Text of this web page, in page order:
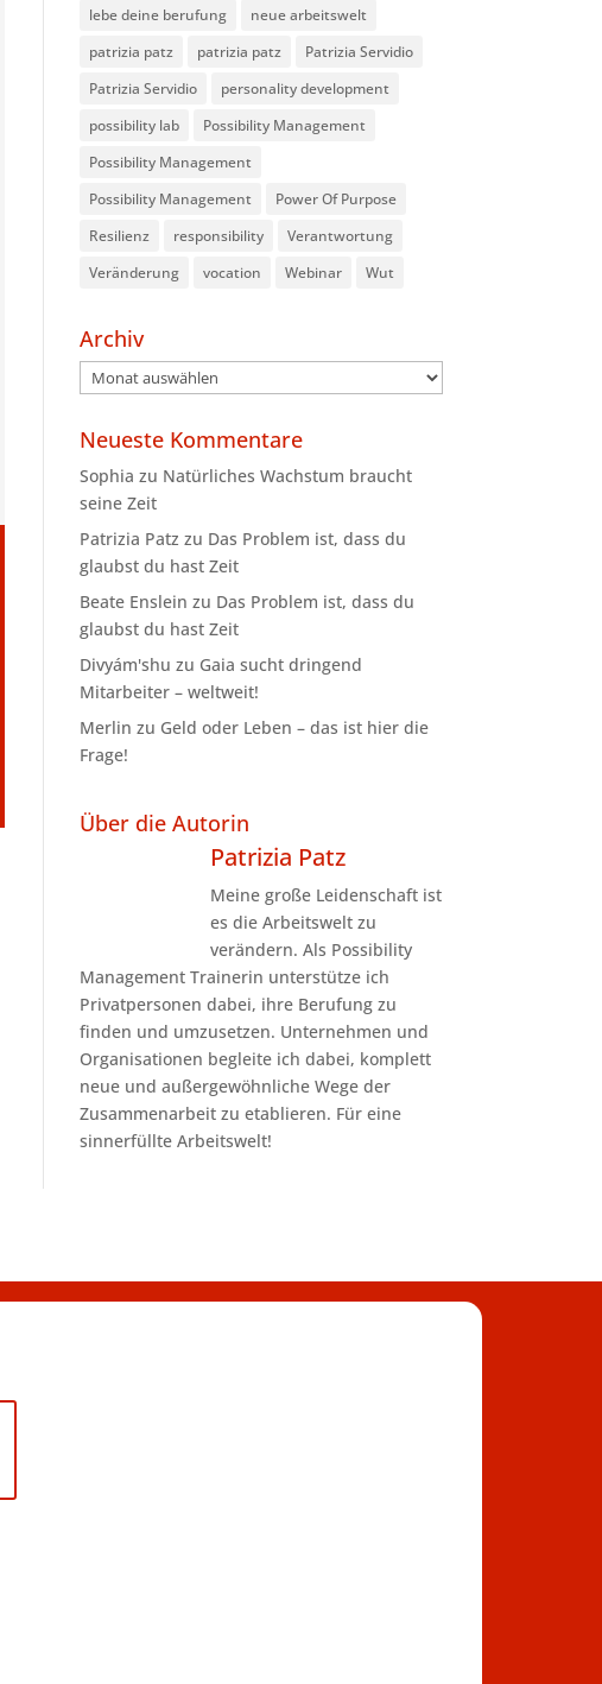
lebe deine berufung
neue arbeitswelt
patrizia patz
patrizia patz
Patrizia Servidio
Patrizia Servidio
personality development
possibility lab
Possibility Management
Possibility Management
Possibility Management
Power Of Purpose
Resilienz
responsibility
Verantwortung
Veränderung
vocation Webinar Wut
Archiv
Archiv
Neueste Kommentare
Sophia zu Natürliches Wachstum braucht
seine Zeit
Patrizia Patz zu Das Problem ist, dass du
glaubst du hast Zeit
Beate Enslein zu Das Problem ist, dass du
glaubst du hast Zeit
Divyám'shu zu Gaia sucht dringend
Mitarbeiter – weltweit!
Merlin zu Geld oder Leben – das ist hier die
Frage!
Über die Autorin
Patrizia Patz
Meine große Leidenschaft ist
es die Arbeitswelt zu
verändern. Als Possibility
Management Trainerin unterstütze ich
Privatpersonen dabei, ihre Berufung zu
finden und umzusetzen. Unternehmen und
Organisationen begleite ich dabei, komplett
neue und außergewöhnliche Wege der
Zusammenarbeit zu etablieren. Für eine
sinnerfüllte Arbeitswelt!